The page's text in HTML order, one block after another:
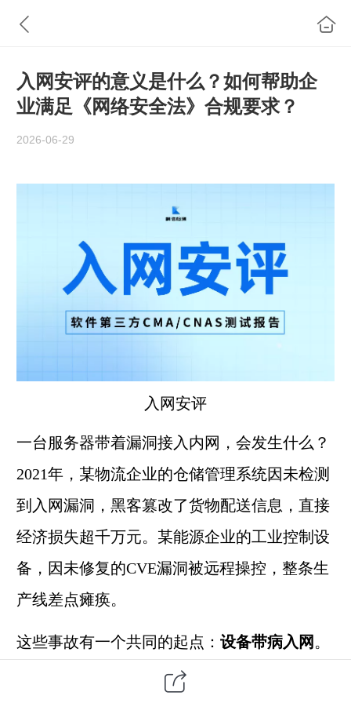
入网安评的意义是什么？如何帮助企
业满足《网络安全法》合规要求？
2026-06-29
入网安评
一台服务器带着漏洞接入内网，会发生什么？
2021年，某物流企业的仓储管理系统因未检测
到入网漏洞，黑客篡改了货物配送信息，直接
经济损失超千万元。某能源企业的工业控制设
备，因未修复的CVE漏洞被远程操控，整条生
产线差点瘫痪。
这些事故有一个共同的起点： 设备带病入网 。
而入网安评，就是堵在这个起点上的第一道